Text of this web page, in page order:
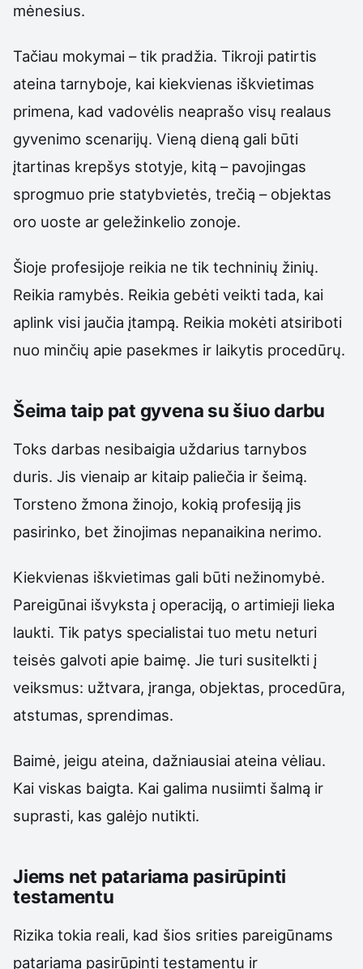
mėnesius.
Tačiau mokymai – tik pradžia. Tikroji patirtis
ateina tarnyboje, kai kiekvienas iškvietimas
primena, kad vadovėlis neaprašo visų realaus
gyvenimo scenarijų. Vieną dieną gali būti
įtartinas krepšys stotyje, kitą – pavojingas
sprogmuo prie statybvietės, trečią – objektas
oro uoste ar geležinkelio zonoje.
Šioje profesijoje reikia ne tik techninių žinių.
Reikia ramybės. Reikia gebėti veikti tada, kai
aplink visi jaučia įtampą. Reikia mokėti atsiriboti
nuo minčių apie pasekmes ir laikytis procedūrų.
Šeima taip pat gyvena su šiuo darbu
Toks darbas nesibaigia uždarius tarnybos
duris. Jis vienaip ar kitaip paliečia ir šeimą.
Torsteno žmona žinojo, kokią profesiją jis
pasirinko, bet žinojimas nepanaikina nerimo.
Kiekvienas iškvietimas gali būti nežinomybė.
Pareigūnai išvyksta į operaciją, o artimieji lieka
laukti. Tik patys specialistai tuo metu neturi
teisės galvoti apie baimę. Jie turi susitelkti į
veiksmus: užtvara, įranga, objektas, procedūra,
atstumas, sprendimas.
Baimė, jeigu ateina, dažniausiai ateina vėliau.
Kai viskas baigta. Kai galima nusiimti šalmą ir
suprasti, kas galėjo nutikti.
Jiems net patariama pasirūpinti
testamentu
Rizika tokia reali, kad šios srities pareigūnams
patariama pasirūpinti testamentu ir